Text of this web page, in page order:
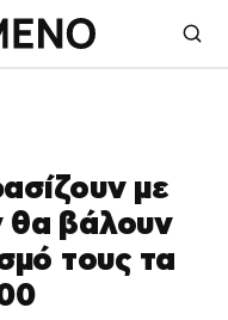
με
θα βάλουν
τους τα